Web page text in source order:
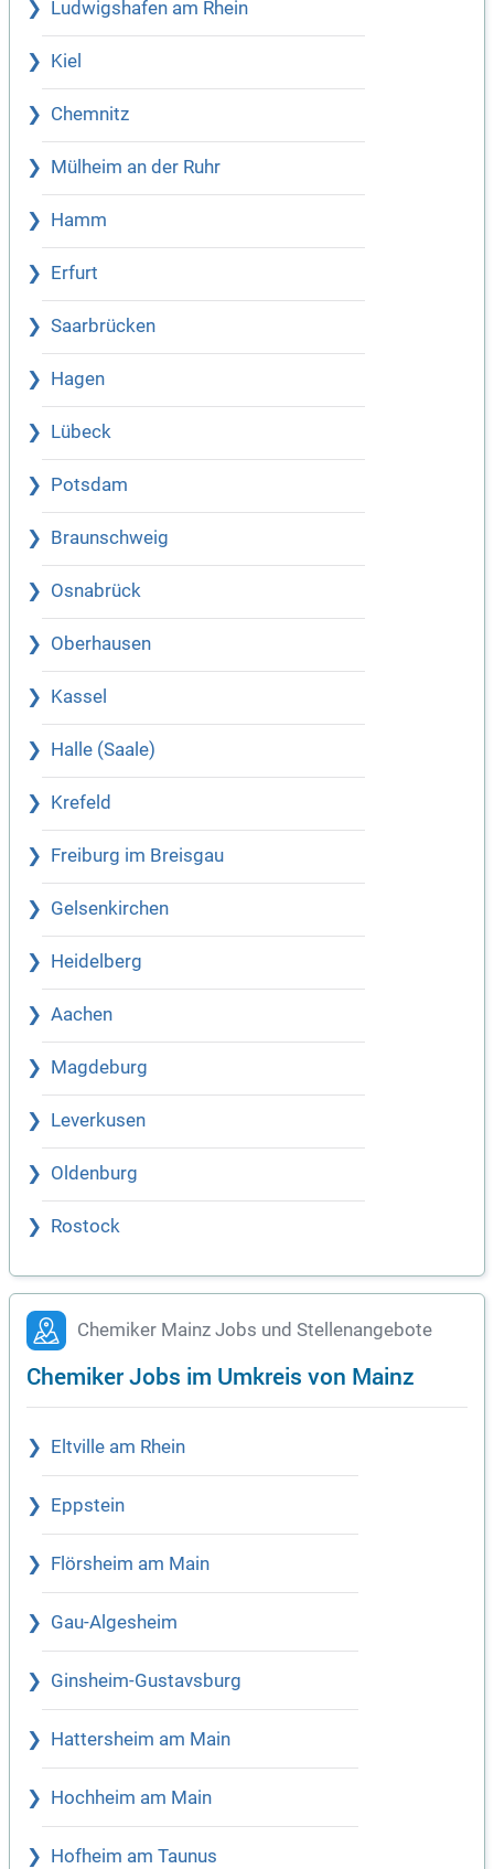
Ludwigshafen am Rhein
Kiel
Chemnitz
Mülheim an der Ruhr
Hamm
Erfurt
Saarbrücken
Hagen
Lübeck
Potsdam
Braunschweig
Osnabrück
Oberhausen
Kassel
Halle (Saale)
Krefeld
Freiburg im Breisgau
Gelsenkirchen
Heidelberg
Aachen
Magdeburg
Leverkusen
Oldenburg
Rostock
Chemiker Mainz Jobs und Stellenangebote
Chemiker Jobs im Umkreis von Mainz
Eltville am Rhein
Eppstein
Flörsheim am Main
Gau-Algesheim
Ginsheim-Gustavsburg
Hattersheim am Main
Hochheim am Main
Hofheim am Taunus